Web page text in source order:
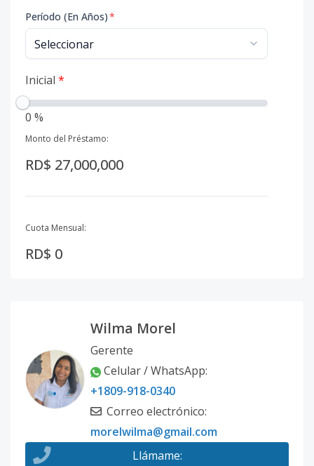
Período (En Años)*
Inicial *
0 %
Monto del Préstamo:
RD$ 27,000,000
Cuota Mensual:
RD$ 0
Wilma Morel
Gerente
Celular / WhatsApp:
+1809-918-0340
Correo electrónico:
morelwilma@gmail.com
Llámame: